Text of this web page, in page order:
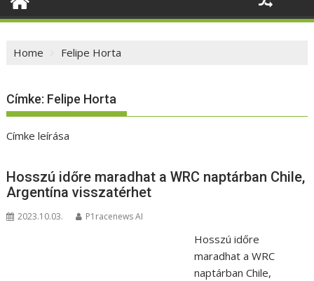
Home Felipe Horta
Címke: Felipe Horta
Címke leírása
Hosszú időre maradhat a WRC naptárban Chile,
Argentína visszatérhet
2023.10.03. P1racenews AI
Hosszú időre
maradhat a WRC
naptárban Chile,